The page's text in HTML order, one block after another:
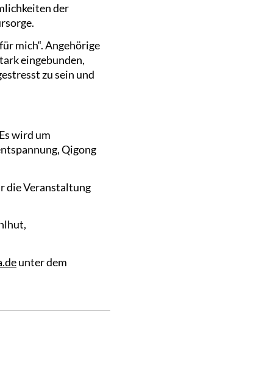
der
mich“. Angehörige
eingebunden,
zu sein und
wird um
Qigong
die Veranstaltung
unter dem